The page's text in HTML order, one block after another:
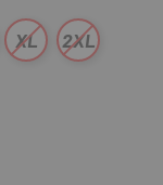
XL 2XL